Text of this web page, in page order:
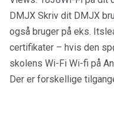
DMJX Skriv dit DMJX
også bruger på eks.
certifikater – hvis den
skolens Wi-Fi Wi-fi på
Der er forskellige